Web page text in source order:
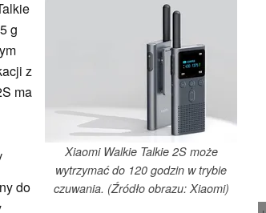
Xiaomi Walkie Talkie 2S może
wytrzymać do 120 godzin w trybie
czuwania. (Źródło obrazu: Xiaomi)
g
z
ma
do